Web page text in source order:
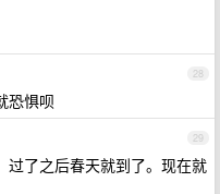
28
恐惧呗
29
过了之后春天就到了。现在就